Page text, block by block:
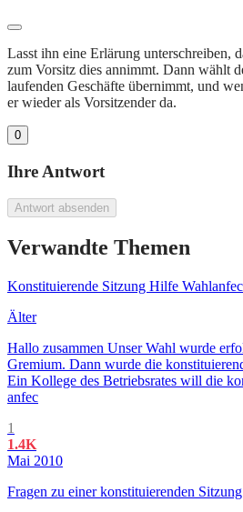
Lasst ihn eine Erlärung unterschreiben,
zum Vorsitz dies annimmt. Dann wählt
laufenden Geschäfte übernimmt, und
er wieder als Vorsitzender da.
0
Ihre Antwort
Antwort absenden
Verwandte Themen
Konstituierende Sitzung Hilfe
Älter
Hallo zusammen Unser Wahl wurde
Gremium. Dann wurde die
Ein Kollege des Betriebsrates will die
anfec
1
1.4K
Mai 2010
Fragen zu einer konstituierenden Sitzung